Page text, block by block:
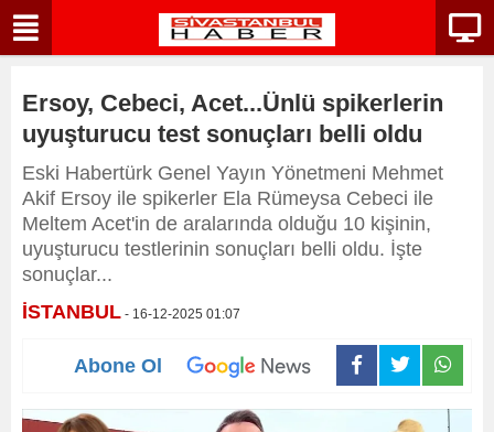
Ersoy, Cebeci, Acet...Ünlü spikerlerin
uyuşturucu test sonuçları belli oldu
Eski Habertürk Genel Yayın Yönetmeni Mehmet
Akif Ersoy ile spikerler Ela Rümeysa Cebeci ile
Meltem Acet'in de aralarında olduğu 10 kişinin,
uyuşturucu testlerinin sonuçları belli oldu. İşte
sonuçlar...
İSTANBUL - 16-12-2025 01:07
Abone Ol